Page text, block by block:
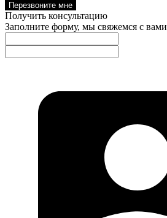
Перезвоните мне
Получить консультацию
Заполните форму, мы свяжемся с вами